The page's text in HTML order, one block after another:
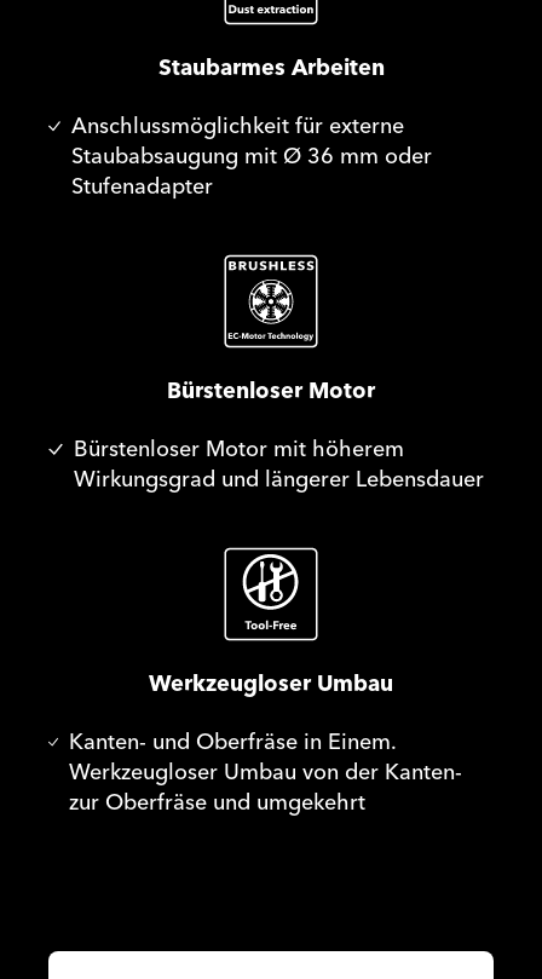
Staubarmes Arbeiten
Anschlussmöglichkeit für externe
Staubabsaugung mit Ø 36 mm oder
Stufenadapter
Bürstenloser Motor
Bürstenloser Motor mit höherem
Wirkungsgrad und längerer Lebensdauer
Werkzeugloser Umbau
Kanten- und Oberfräse in Einem.
Werkzeugloser Umbau von der Kanten-
zur Oberfräse und umgekehrt